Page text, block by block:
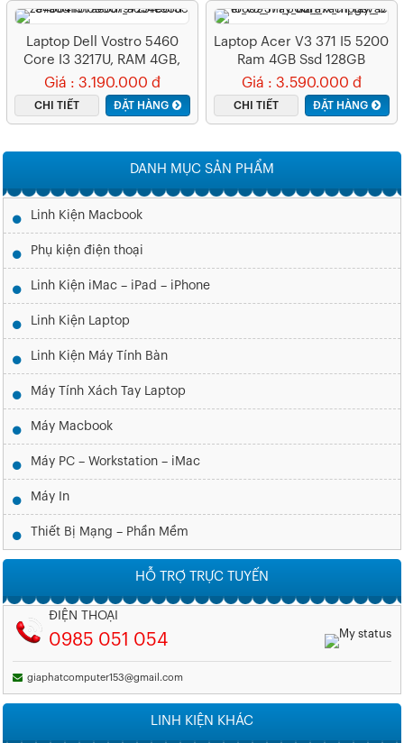
Laptop Dell Vostro 5460
Core I3 3217U, RAM 4GB,
SSD 128GB
Giá : 3.190.000 đ
CHI TIẾT ĐẶT HÀNG
Laptop Acer V3 371 I5 5200
Ram 4GB Ssd 128GB
Giá : 3.590.000 đ
CHI TIẾT ĐẶT HÀNG
DANH MỤC SẢN PHẨM
Linh Kiện Macbook
Phụ kiện điện thoại
Linh Kiện iMac – iPad – iPhone
Linh Kiện Laptop
Linh Kiện Máy Tính Bàn
Máy Tính Xách Tay Laptop
Máy Macbook
Máy PC – Workstation – iMac
Máy In
Thiết Bị Mạng – Phần Mềm
HỖ TRỢ TRỰC TUYẾN
ĐIỆN THOẠI
0985 051 054
giaphatcomputer153@gmail.com
LINH KIỆN KHÁC